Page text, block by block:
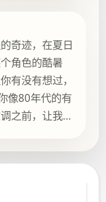
奇迹，在夏日
角色的酷暑
有没有想过，
像80年代的有
之前，让我们